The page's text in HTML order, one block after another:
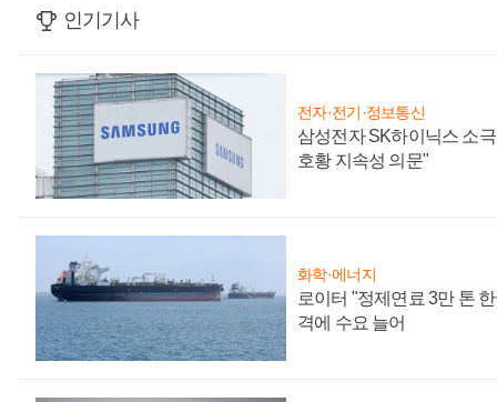
인기기사
전자·전기·정보통신
삼성전자 SK하이닉스 소
호황 지속성 의문"
화학·에너지
로이터 "정제연료 3만 톤
격에 수요 늘어